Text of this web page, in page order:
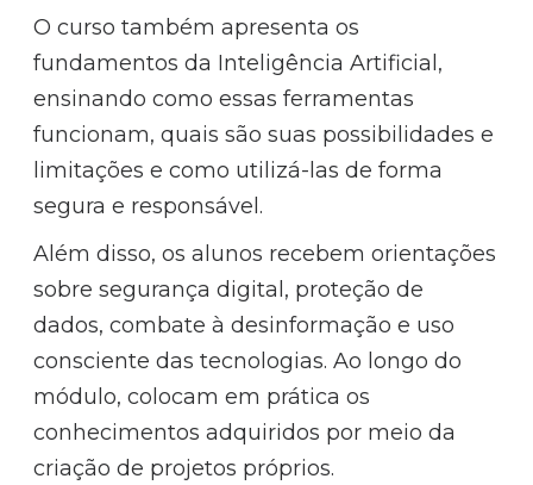
O curso também apresenta os
fundamentos da Inteligência Artificial,
ensinando como essas ferramentas
funcionam, quais são suas possibilidades e
limitações e como utilizá-las de forma
segura e responsável.
Além disso, os alunos recebem orientações
sobre segurança digital, proteção de
dados, combate à desinformação e uso
consciente das tecnologias. Ao longo do
módulo, colocam em prática os
conhecimentos adquiridos por meio da
criação de projetos próprios.